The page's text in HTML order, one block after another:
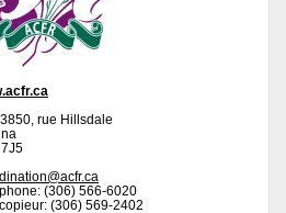
rue Hillsdale
(306) 566-6020
(306) 569-2402